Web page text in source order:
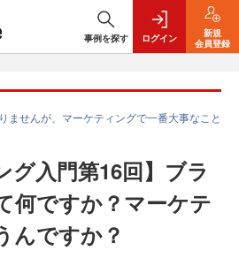
事例を探す ログイン
新規
会員登録
ませんが、マーケティングで一番大事なこと
グ入門第16回】ブラ
何ですか？マーケテ
んですか？